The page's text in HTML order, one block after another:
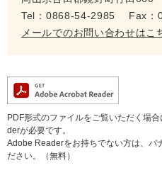
Tel：0868-54-2985
Fax：
メールでのお問い合わせはこ
PDF形式のファイルをご覧いただく場
derが必要です。
Adobe Readerをお持ちでない方は、バ
ださい。（無料）